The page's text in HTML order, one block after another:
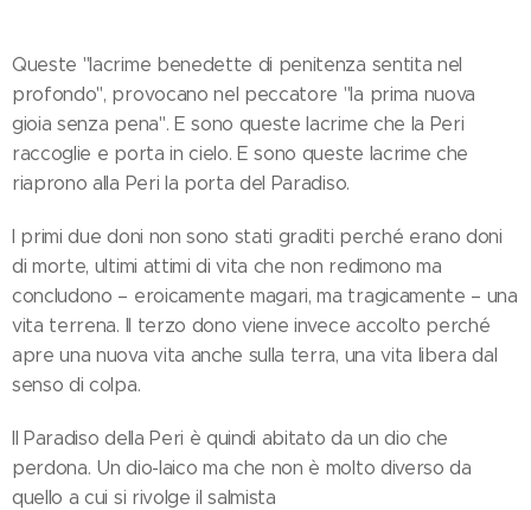
Queste "lacrime benedette di penitenza sentita nel
profondo", provocano nel peccatore "la prima nuova
gioia senza pena". E sono queste lacrime che la Peri
raccoglie e porta in cielo. E sono queste lacrime che
riaprono alla Peri la porta del Paradiso.
I primi due doni non sono stati graditi perché erano doni
di morte, ultimi attimi di vita che non redimono ma
concludono – eroicamente magari, ma tragicamente – una
vita terrena. Il terzo dono viene invece accolto perché
apre una nuova vita anche sulla terra, una vita libera dal
senso di colpa.
Il Paradiso della Peri è quindi abitato da un dio che
perdona. Un dio-laico ma che non è molto diverso da
quello a cui si rivolge il salmista